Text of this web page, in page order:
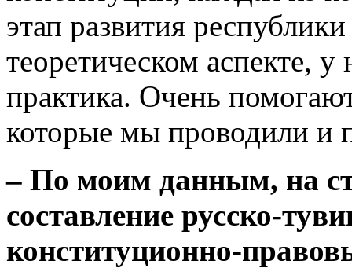
этап развития
теоретическом аспекте, у
практика. Очень
которые мы проводили и
– По моим данным, на
составление русско-
конституционно-